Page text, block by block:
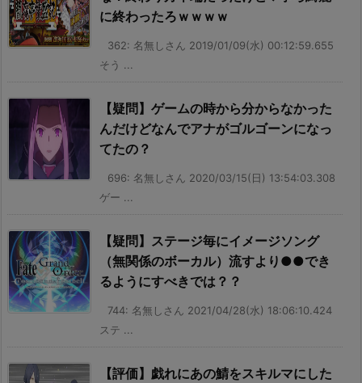
に終わったろｗｗｗｗ
362: 名無しさん 2019/01/09(水) 00:12:59.655
そう ...
【疑問】ゲームの時から分からなかった
んだけどなんでアナがゴルゴーンになっ
てたの？
696: 名無しさん 2020/03/15(日) 13:54:03.308
ゲー ...
【疑問】ステージ毎にイメージソング
（無関係のボーカル）流すより●●でき
るようにすべきでは？？
744: 名無しさん 2021/04/28(水) 18:06:10.424
ステ ...
【評価】戯れにあの鯖をスキルマにした